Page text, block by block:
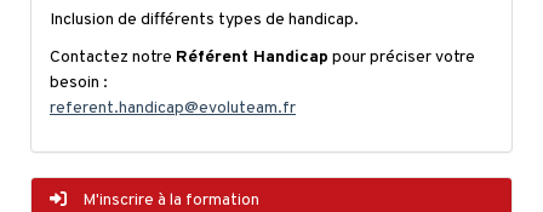
Inclusion de différents types de handicap.
Contactez notre Référent Handicap pour préciser votre
besoin :
referent.handicap@evoluteam.fr
M'inscrire à la formation